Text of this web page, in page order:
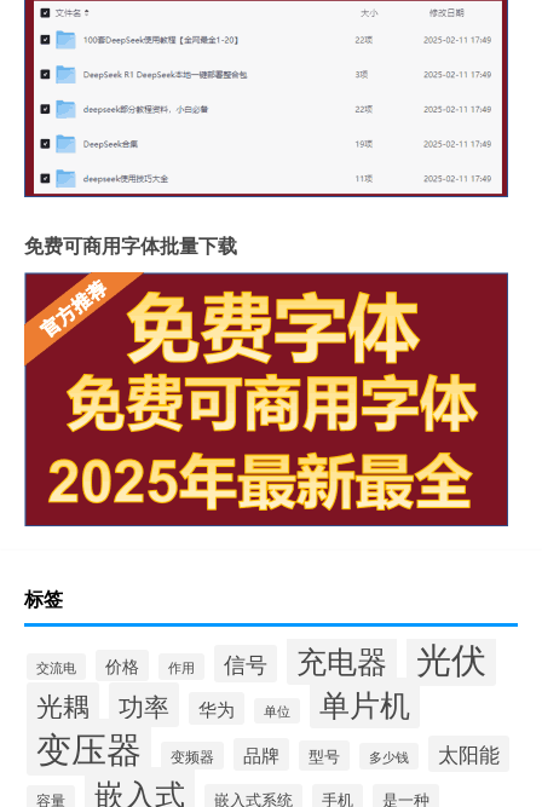
免费可商用字体批量下载
标签
交流电 价格 作用 信号 充电器 光伏
光耦 功率 华为 单位 单片机
变压器 变频器 品牌 型号 多少钱 太阳能
容量 嵌入式 嵌入式系统 手机 是一种